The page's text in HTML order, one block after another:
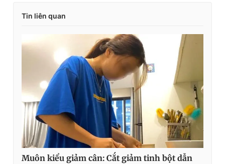
Tin liên quan
Muôn kiểu giảm cân: Cắt giảm tinh bột dẫn